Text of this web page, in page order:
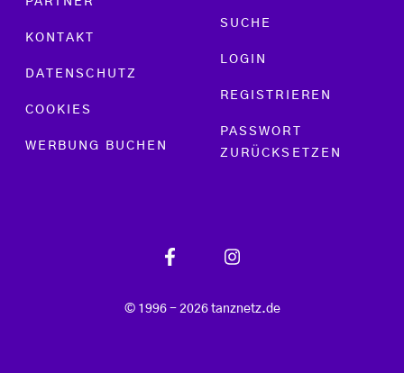
KONTAKT
DATENSCHUTZ
COOKIES
WERBUNG BUCHEN
SUCHE
LOGIN
REGISTRIEREN
PASSWORT
ZURÜCKSETZEN
© 1996 - 2026 tanznetz.de